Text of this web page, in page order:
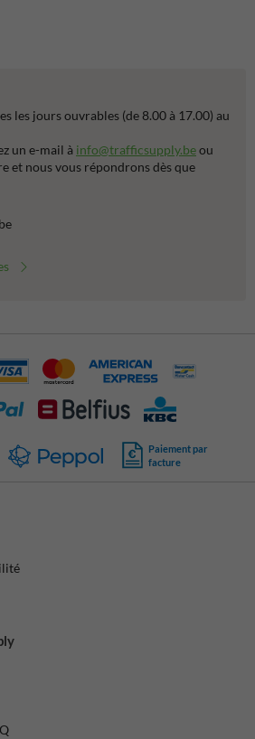
les jours ouvrables (de 8.00 à 17.00) au
un e-mail à info@trafficsupply.beou
et nous vous répondrons dès que
Paiement par
facture